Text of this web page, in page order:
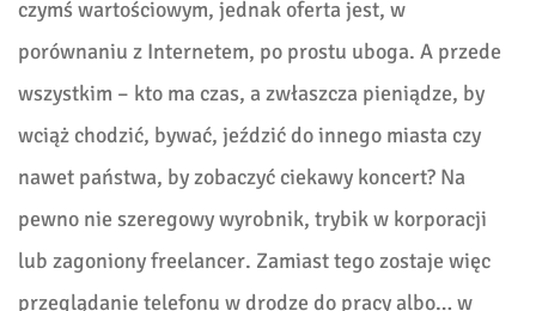
czymś wartościowym, jednak oferta jest, w
porównaniu z Internetem, po prostu uboga. A przede
wszystkim – kto ma czas, a zwłaszcza pieniądze, by
wciąż chodzić, bywać, jeździć do innego miasta czy
nawet państwa, by zobaczyć ciekawy koncert? Na
pewno nie szeregowy wyrobnik, trybik w korporacji
lub zagoniony freelancer. Zamiast tego zostaje więc
przeglądanie telefonu w drodze do pracy albo… w